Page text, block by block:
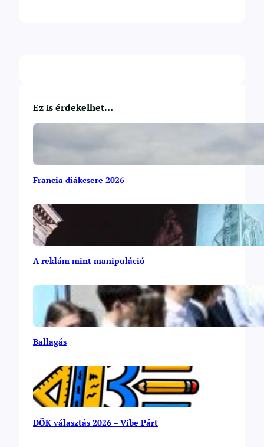
Ez is érdekelhet…
Francia diákcsere 2026
A reklám mint manipuláció
Ballagás
DÖK választás 2026 – Vibe Párt